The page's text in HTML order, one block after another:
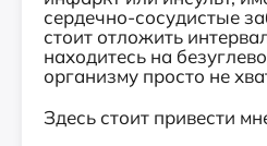
сердечно-сосудистые
стоит отложить
находитесь на
организму просто не
Здесь стоит привести